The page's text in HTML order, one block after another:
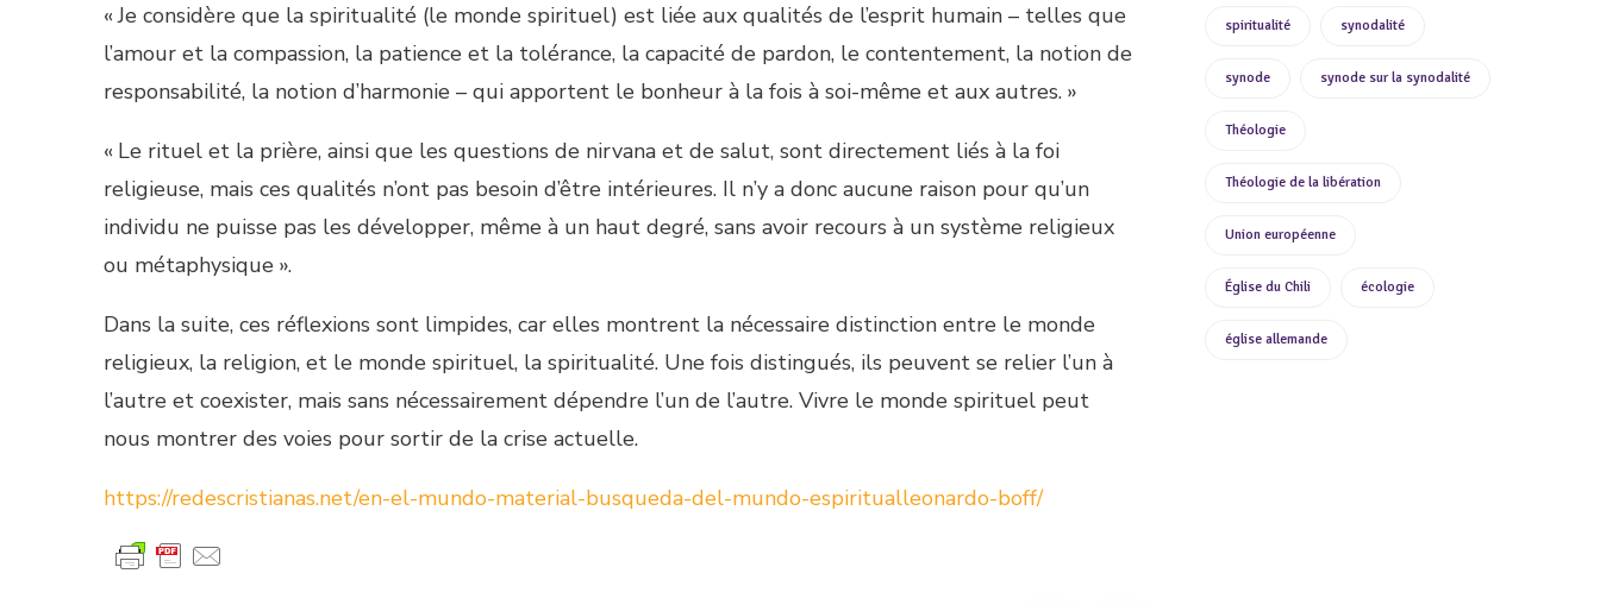
« Je considère que la spiritualité (le monde spirituel) est liée aux qualités de l’esprit humain – telles que
l’amour et la compassion, la patience et la tolérance, la capacité de pardon, le contentement, la notion de
responsabilité, la notion d’harmonie – qui apportent le bonheur à la fois à soi-même et aux autres. »
« Le rituel et la prière, ainsi que les questions de nirvana et de salut, sont directement liés à la foi
religieuse, mais ces qualités n’ont pas besoin d’être intérieures. Il n’y a donc aucune raison pour qu’un
individu ne puisse pas les développer, même à un haut degré, sans avoir recours à un système religieux
ou métaphysique ».
Dans la suite, ces réflexions sont limpides, car elles montrent la nécessaire distinction entre le monde
religieux, la religion, et le monde spirituel, la spiritualité. Une fois distingués, ils peuvent se relier l’un à
l’autre et coexister, mais sans nécessairement dépendre l’un de l’autre. Vivre le monde spirituel peut
nous montrer des voies pour sortir de la crise actuelle.
https://redescristianas.net/en-el-mundo-material-busqueda-del-mundo-espiritualleonardo-boff/
spiritualité synodalité
synode synode sur la synodalité
Théologie
Théologie de la libération
Union européenne
Église du Chili écologie
église allemande